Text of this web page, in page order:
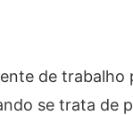
de
se trata de